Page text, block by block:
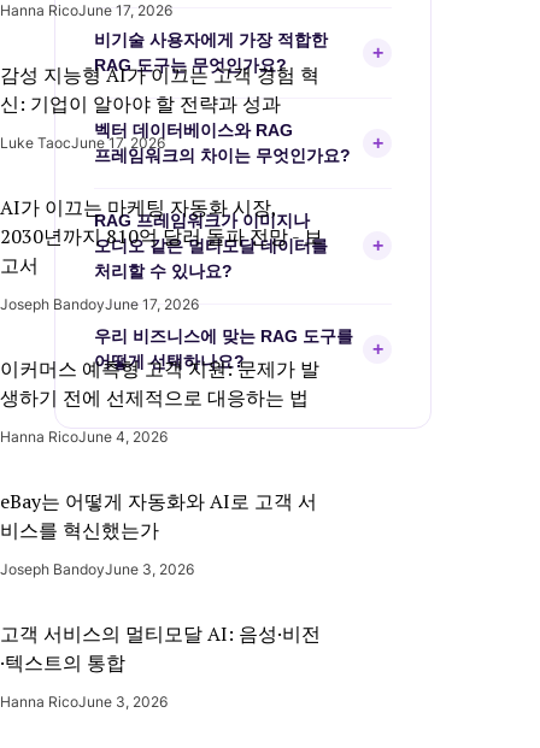
RAG는 LLM을 외부 지식 소스에
연결하여 더 정확하고 맥락 인식 가능한
응답을 제공합니다. Llama 4의 1천만
토큰 컨텍스트 윈도우에도 불구하고,
RAG는 자원 효율성·검증 가능한 데이터
기반 환각 감소·재훈련 없는 실시간
비기술 사용자에게 가장 적합한
RAG 도구는 무엇인가요?
+
Dify가 비주얼 워크플로우 편집기와
Backend-as-a-Service 모델로 최우선
추천됩니다. 그 외에 로컬 데스크탑
보이는 사용자 친화적 웹 인터페이스의
Verba, 문서 수집이 간편한
NotebookLM도 좋은 선택입니다.
벡터 데이터베이스와 RAG
프레임워크의 차이는 무엇인가요?
+
Milvus나 Pinecone 같은 벡터
데이터베이스는 임베딩 벡터를
효율적으로 인덱싱하고 검색하는 특화
저장 시스템입니다. LangChain이나
LlamaIndex 같은 RAG 프레임워크는
문서 처리·임베딩 생성·검색 관리·최종
LLM 통합을 포함한 전체
오케스트레이션 파이프라인을
RAG 프레임워크가 이미지나
오디오 같은 멀티모달 데이터를
처리할 수 있나요?
+
네 — 2026년의 여러 프레임워크가
멀티모달 수집을 위해 설계되었습니다.
LlamaIndex, txtai, R2R은 텍스트·
이미지·오디오 파일을 통합 파이프라인
내에서 처리하는 능력으로 특히
우리 비즈니스에 맞는 RAG 도구를
어떻게 선택하나요?
+
목표에 따라 달라집니다. 구현
용이성에는 Dify나 AnythingLLM, PDF
RAGFlow나 LLMWare, 프로덕션
규모에는
Milvus·Haystack·LangChain을
선택하세요. 항상 소규모 "골든 셋"
확장하세요.
Hanna RicoJune 17, 2026
감성 지능형 AI가 이끄는 고객 경험 혁
신: 기업이 알아야 할 전략과 성과
Luke TaocJune 17, 2026
AI가 이끄는 마케팅 자동화 시장,
2030년까지 810억 달러 돌파 전망 - 보
고서
Joseph BandoyJune 17, 2026
이커머스 예측형 고객 지원: 문제가 발
생하기 전에 선제적으로 대응하는 법
Hanna RicoJune 4, 2026
eBay는 어떻게 자동화와 AI로 고객 서
비스를 혁신했는가
Joseph BandoyJune 3, 2026
고객 서비스의 멀티모달 AI: 음성·비전
·텍스트의 통합
Hanna RicoJune 3, 2026